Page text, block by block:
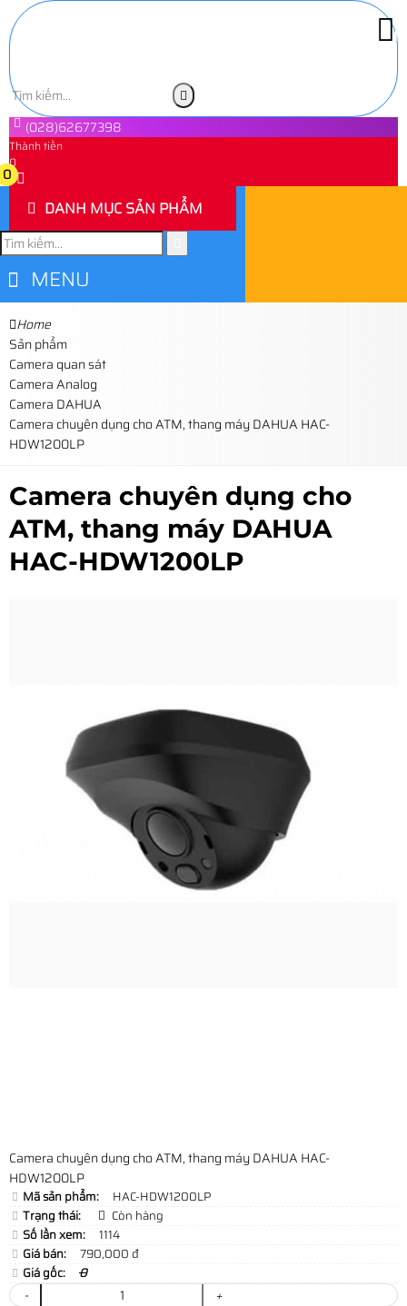
(028)62677398
Thành tiền
0
0
DANH MỤC SẢN PHẨM
MENU
Home
Sản phẩm
Camera quan sát
Camera Analog
Camera DAHUA
Camera chuyên dụng cho ATM, thang máy DAHUA HAC-
HDW1200LP
Camera chuyên dụng cho
ATM, thang máy DAHUA
HAC-HDW1200LP
Camera chuyên dụng cho ATM, thang máy DAHUA HAC-
HDW1200LP
Mã sản phẩm:
HAC-HDW1200LP
Trạng thái:
Còn hàng
Số lần xem:
1114
Giá bán:
790,000 đ
Giá gốc:
0
-
+